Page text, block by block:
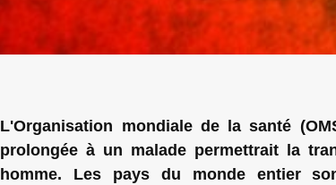
L'Organisation mondiale de la santé
prolongée à un malade permettrait la
homme. Les pays du monde entier